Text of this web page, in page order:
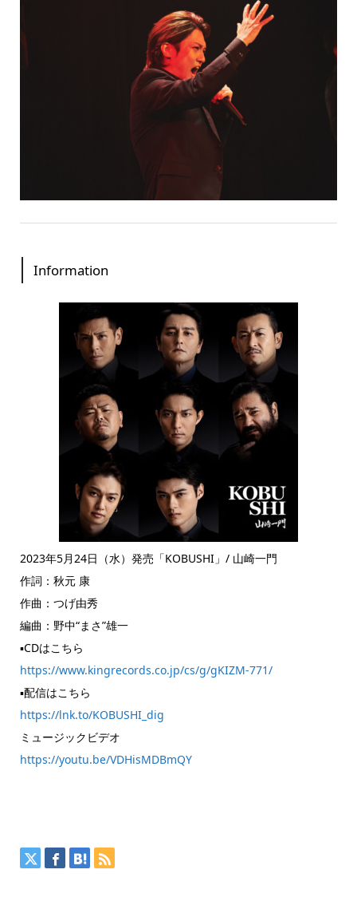
Information
2023年5月24日（水）発売「KOBUSHI」/ 山崎一門
作詞：秋元 康
作曲：つげ由秀
編曲：野中“まさ”雄一
▪️CDはこちら
https://www.kingrecords.co.jp/cs/g/gKIZM-771/
▪️配信はこちら
https://lnk.to/KOBUSHI_dig
ミュージックビデオ
https://youtu.be/VDHisMDBmQY